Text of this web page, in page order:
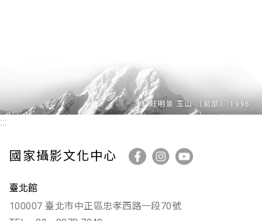
:::
國家攝影文化中心
臺北館
100007 臺北市中正區忠孝西路一段70號